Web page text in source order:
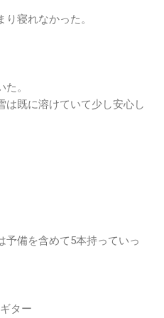
寝れなかった。
。
は既に溶けていて少し安心し
予備を含めて5本持っていっ
ター